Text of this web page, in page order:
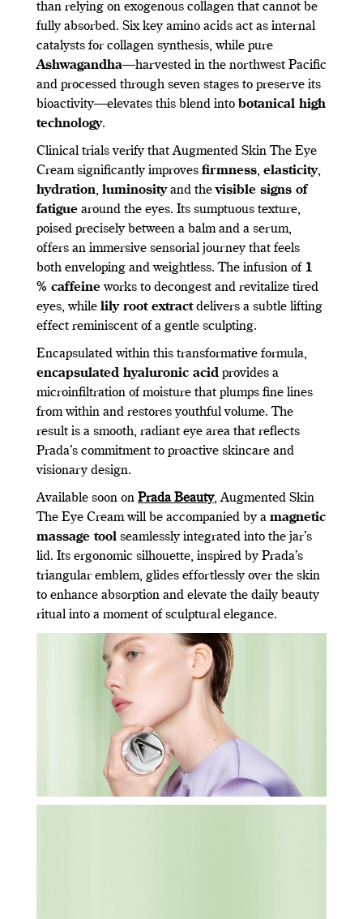
than relying on exogenous collagen that cannot be
fully absorbed. Six key amino acids act as internal
catalysts for collagen synthesis, while pure
Ashwagandha—harvested in the northwest Pacific
and processed through seven stages to preserve its
bioactivity—elevates this blend into botanical high
technology.
Clinical trials verify that Augmented Skin The Eye
Cream significantly improves firmness, elasticity,
hydration, luminosityand thevisible signs of
fatigue around the eyes. Its sumptuous texture,
poised precisely between a balm and a serum,
offers an immersive sensorial journey that feels
both enveloping and weightless. The infusion of 1
% caffeineworks to decongest and revitalize tired
eyes, while lily root extractdelivers a subtle lifting
effect reminiscent of a gentle sculpting.
Encapsulated within this transformative formula,
encapsulated hyaluronic acid provides a
microinfiltration of moisture that plumps fine lines
from within and restores youthful volume. The
result is a smooth, radiant eye area that reflects
Prada’s commitment to proactive skincare and
visionary design.
Available soon on Prada Beauty, Augmented Skin
The Eye Cream will be accompanied by a magnetic
massage tool seamlessly integrated into the jar’s
lid. Its ergonomic silhouette, inspired by Prada’s
triangular emblem, glides effortlessly over the skin
to enhance absorption and elevate the daily beauty
ritual into a moment of sculptural elegance.